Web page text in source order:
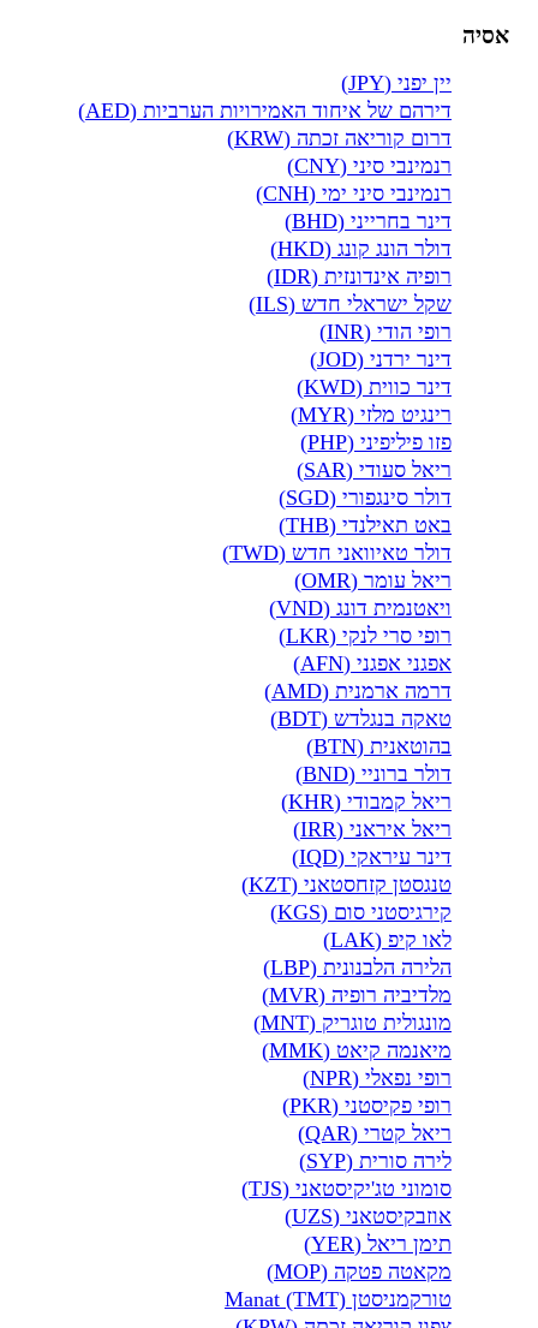
אסיה
יין יפני (JPY)
דירהם של איחוד האמירויות הערביות (AED)
דרום קוריאה זכתה (KRW)
רנמינבי סיני (CNY)
רנמינבי סיני ימי (CNH)
דינר בחרייני (BHD)
דולר הונג קונג (HKD)
רופיה אינדונזית (IDR)
שקל ישראלי חדש (ILS)
רופי הודי (INR)
דינר ירדני (JOD)
דינר כווית (KWD)
רינגיט מלזי (MYR)
פזו פיליפיני (PHP)
ריאל סעודי (SAR)
דולר סינגפורי (SGD)
באט תאילנדי (THB)
דולר טאיוואני חדש (TWD)
ריאל עומר (OMR)
ויאטנמית דונג (VND)
רופי סרי לנקי (LKR)
אפגני אפגני (AFN)
דרמה ארמנית (AMD)
טאקה בנגלדש (BDT)
בהוטאנית (BTN)
דולר ברוניי (BND)
ריאל קמבודי (KHR)
ריאל איראני (IRR)
דינר עיראקי (IQD)
טנגסטן קזחסטאני (KZT)
קירגיסטני סום (KGS)
לאו קיפ (LAK)
הלירה הלבנונית (LBP)
מלדיביה רופיה (MVR)
מונגולית טוגריק (MNT)
מיאנמה קיאט (MMK)
רופי נפאלי (NPR)
רופי פקיסטני (PKR)
ריאל קטרי (QAR)
לירה סורית (SYP)
סומוני טג'יקיסטאני (TJS)
אוזבקיסטאני (UZS)
תימן ריאל (YER)
מקאטה פטקה (MOP)
טורקמניסטן Manat (TMT)